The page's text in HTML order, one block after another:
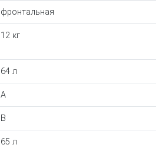
фронтальная
12 кг
64 л
A
B
65 л